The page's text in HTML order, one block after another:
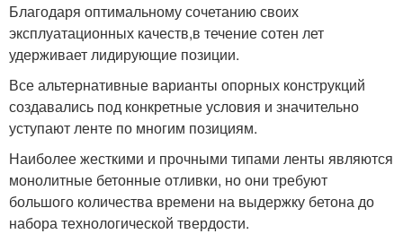
Благодаря оптимальному сочетанию своих
эксплуатационных качеств,в течение сотен лет
удерживает лидирующие позиции.
Все альтернативные варианты опорных конструкций
создавались под конкретные условия и значительно
уступают ленте по многим позициям.
Наиболее жесткими и прочными типами ленты являются
монолитные бетонные отливки, но они требуют
большого количества времени на выдержку бетона до
набора технологической твердости.